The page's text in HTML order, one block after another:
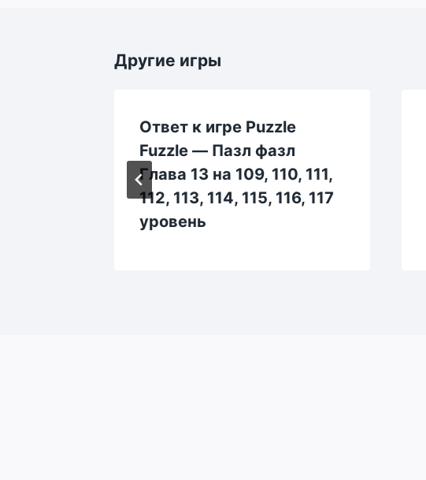
Другие игры
Ответ к игре Puzzle
Fuzzle — Пазл фазл
Глава 13 на 109, 110, 111,
112, 113, 114, 115, 116, 117
уровень